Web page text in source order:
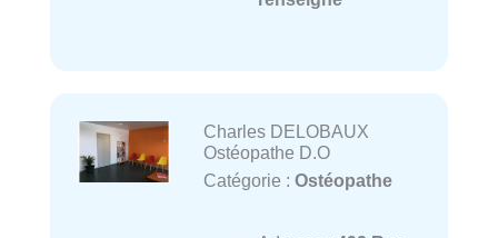
Charles DELOBAUX
Ostéopathe D.O
Catégorie : Ostéopathe